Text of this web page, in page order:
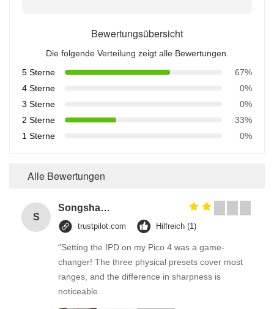
Bewertungsübersicht
Die folgende Verteilung zeigt alle Bewertungen.
5 Sterne
67%
4 Sterne
0%
3 Sterne
0%
2 Sterne
33%
1 Sterne
0%
Alle Bewertungen
S
Songshang
trustpilot.com Hilfreich (1)
"Setting the IPD on my Pico 4 was a game-
changer! The three physical presets cover most
ranges, and the difference in sharpness is
noticeable.